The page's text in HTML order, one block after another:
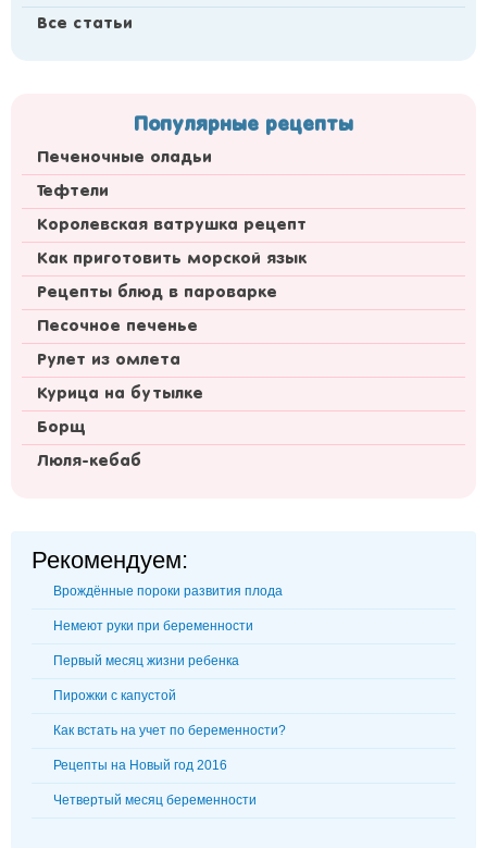
Все статьи
Популярные рецепты
Печеночные оладьи
Тефтели
Королевская ватрушка рецепт
Как приготовить морской язык
Рецепты блюд в пароварке
Песочное печенье
Рулет из омлета
Курица на бутылке
Борщ
Люля-кебаб
Рекомендуем:
Врождённые пороки развития плода
Немеют руки при беременности
Первый месяц жизни ребенка
Пирожки с капустой
Как встать на учет по беременности?
Рецепты на Новый год 2016
Четвертый месяц беременности